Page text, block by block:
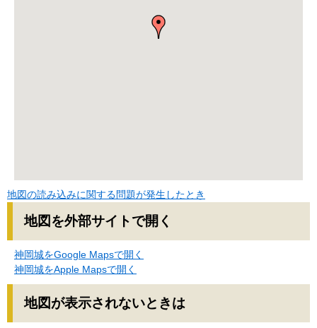
地図の読み込みに関する問題が発生したとき
地図を外部サイトで開く
神岡城をGoogle Mapsで開く
神岡城をApple Mapsで開く
地図が表示されないときは